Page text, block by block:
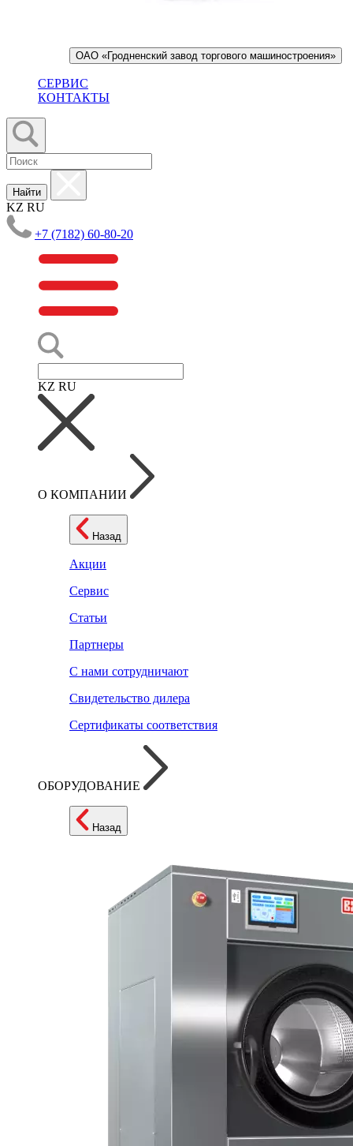
ОАО «Гродненский завод торгового машиностроения»
СЕРВИС
КОНТАКТЫ
Найти
KZ RU
+7 (7182) 60-80-20
KZ RU
О КОМПАНИИ
Назад
Акции
Сервис
Статьи
Партнеры
С нами сотрудничают
Свидетельство дилера
Сертификаты соответствия
ОБОРУДОВАНИЕ
Назад